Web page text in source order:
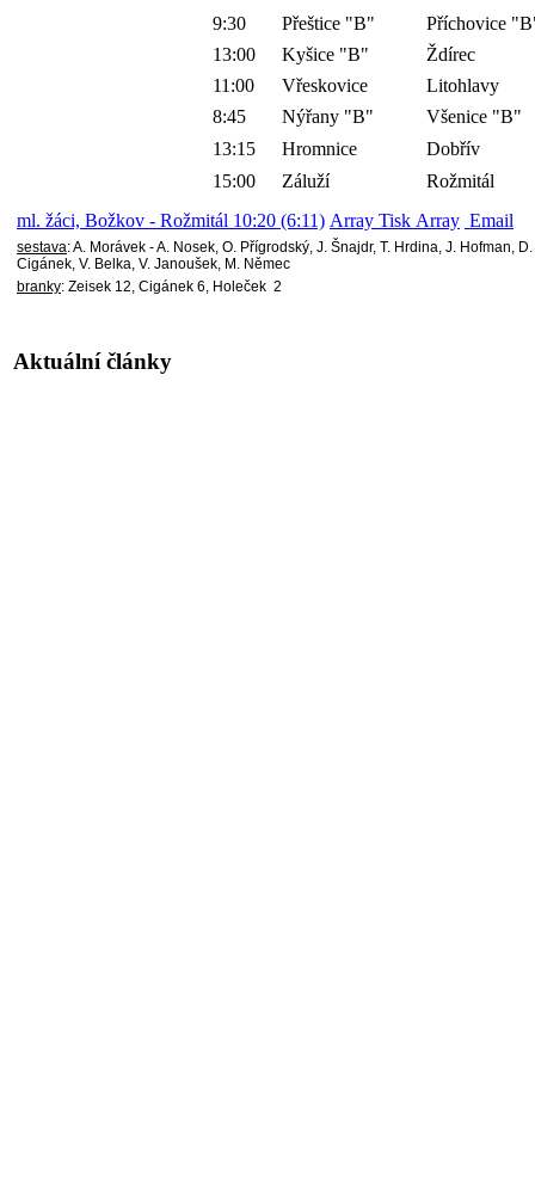
9:30 Přeštice "B"
Příchovice
13:00
Kyšice "B"
Ždírec
11:00
Vřeskovice
Litohlavy
8:45
Nýřany "B"
Všenice "B"
13:15
Hromnice
Dobřív
15:00
Záluží
Rožmitál
ml. žáci, Božkov - Rožmitál 10:20 (6:11) Array Tisk Array Email
sestava: A. Morávek - A. Nosek, O. Přígrodský, J. Šnajdr, T. Hrdina, J. Hofman,
Cigánek, V. Belka, V. Janoušek, M. Němec
branky: Zeisek 12, Cigánek 6, Holeček 2
Aktuální články